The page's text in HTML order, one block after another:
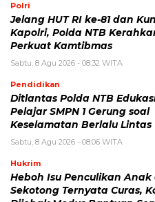
Polri
Jelang HUT RI ke-81 dan
Kapolri, Polda NTB
Perkuat Kamtibmas
Sabtu, 8 Agu 2026 - 08:32 WITA
Pendidikan
Ditlantas Polda NTB
Pelajar SMPN 1 Gerung soal
Keselamatan Berlalu Lintas
Sabtu, 8 Agu 2026 - 08:06 WITA
Hukrim
Heboh Isu Penculikan Anak
Sekotong Ternyata Curas,